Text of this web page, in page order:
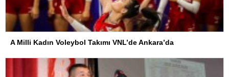
A Milli Kadın Voleybol Takımı VNL’de Ankara’da